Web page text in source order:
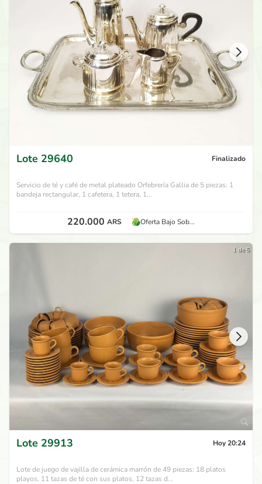
Lote 29640 Finalizado
Servicio de té y café de metal plateado Orfebrería Gallia de 5 piezas: 1
bandeja rectangular, 1 cafetera, 1 tetera, 1...
220.000 ARS Oferta Bajo Sob...
1 de 5
Lote 29913 Hoy 20:24
Lote de juego de vajilla de cerámica marrón de 49 piezas: 18 platos
playos, 11 tazas de té con sus platos, 12 tazas d...